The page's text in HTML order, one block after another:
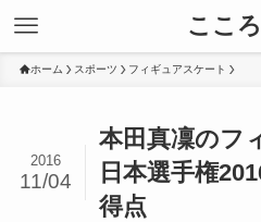
ここ
ホーム スポーツ フィギュアスケート
本田真凜のフ
日本選手権
得点
2016
11/04